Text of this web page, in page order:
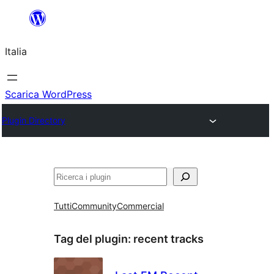
contenuto
Italia
Scarica WordPress
Plugin Directory
Cerca
TuttiCommunityCommercial
Tag del plugin: recent tracks